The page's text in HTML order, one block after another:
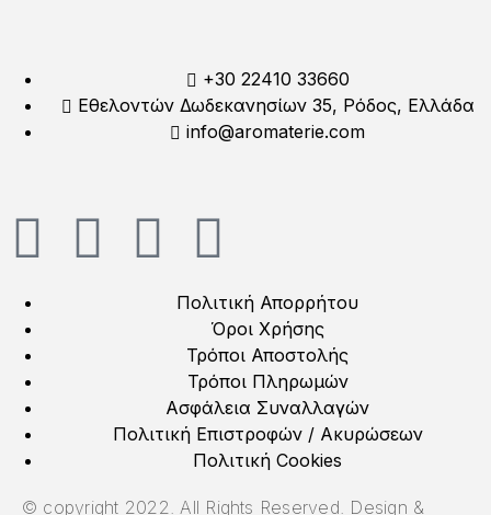
+30 22410 33660
Εθελοντών Δωδεκανησίων 35, Ρόδος, Ελλάδα
info@aromaterie.com
Πολιτική Απορρήτου
Όροι Χρήσης
Τρόποι Αποστολής
Τρόποι Πληρωμών
Ασφάλεια Συναλλαγών
Πολιτική Επιστροφών / Ακυρώσεων
Πολιτική Cookies
© copyright 2022. All Rights Reserved. Design &